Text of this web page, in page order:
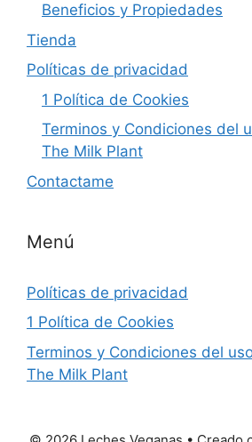
Beneficios y Propiedades
Tienda
Políticas de privacidad
1 Política de Cookies
Terminos y Condiciones del
The Milk Plant
Contactame
Menú
Políticas de privacidad
1 Política de Cookies
Terminos y Condiciones del
The Milk Plant